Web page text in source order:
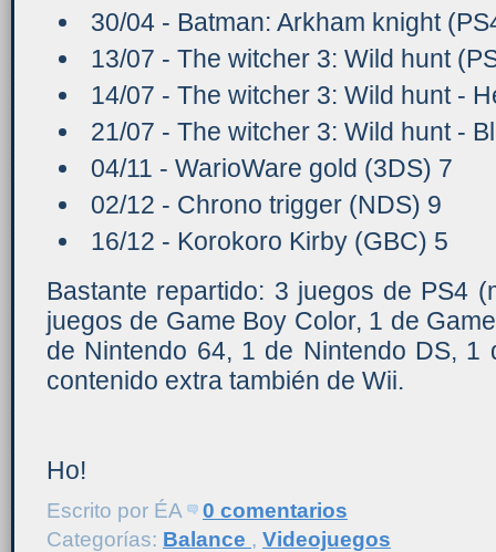
30/04 - Batman: Arkham knight
13/07 - The witcher 3: Wild hunt
14/07 - The witcher 3: Wild hunt -
21/07 - The witcher 3: Wild hunt -
04/11 - WarioWare gold (3DS) 7
02/12 - Chrono trigger (NDS) 9
16/12 - Korokoro Kirby (GBC) 5
Bastante repartido: 3 juegos de PS4
juegos de Game Boy Color, 1 de
de Nintendo 64, 1 de Nintendo DS,
contenido extra también de Wii.
Ho!
Escrito por ÉA
0 comentarios
Categorías: Balance , Videojuegos